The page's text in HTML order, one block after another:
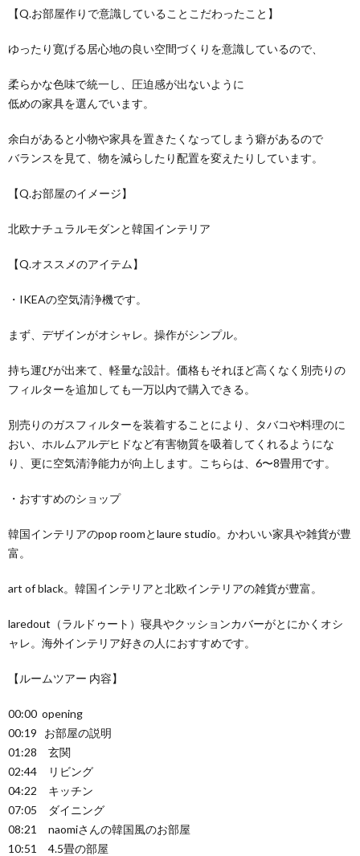
【Q.お部屋作りで意識していることこだわったこと】
ゆったり寛げる居心地の良い空間づくりを意識しているので、
柔らかな色味で統一し、圧迫感が出ないように
低めの家具を選んでいます。
余白があると小物や家具を置きたくなってしまう癖があるので
バランスを見て、物を減らしたり配置を変えたりしています。
【Q.お部屋のイメージ】
北欧ナチュラルモダンと韓国インテリア
【Q.オススメのアイテム】
・IKEAの空気清浄機です。
まず、デザインがオシャレ。操作がシンプル。
持ち運びが出来て、軽量な設計。価格もそれほど高くなく別売りの
フィルターを追加しても一万以内で購入できる。
別売りのガスフィルターを装着することにより、タバコや料理のに
おい、ホルムアルデヒドなど有害物質を吸着してくれるようにな
り、更に空気清浄能力が向上します。こちらは、6〜8畳用です。
・おすすめのショップ
韓国インテリアのpop roomとlaure studio。かわいい家具や雑貨が豊
富。
art of black。韓国インテリアと北欧インテリアの雑貨が豊富。
laredout（ラルドゥート）寝具やクッションカバーがとにかくオシ
ャレ。海外インテリア好きの人におすすめです。
【ルームツアー 内容】
00:00 opening
00:19 お部屋の説明
01:28 玄関
02:44 リビング
04:22 キッチン
07:05 ダイニング
08:21 naomiさんの韓国風のお部屋
10:51 4.5畳の部屋